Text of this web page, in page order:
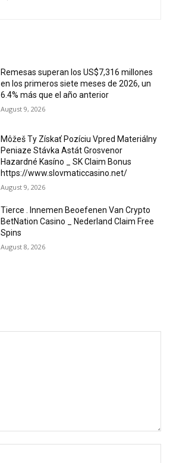
Remesas superan los US$7,316 millones
en los primeros siete meses de 2026, un
6.4% más que el año anterior
August 9, 2026
Môžeš Ty Získať Pozíciu Vpred Materiálny
Peniaze Stávka Astát Grosvenor
Hazardné Kasíno _ SK Claim Bonus
https://www.slovmaticcasino.net/
August 9, 2026
Tierce . Innemen Beoefenen Van Crypto
BetNation Casino _ Nederland Claim Free
Spins
August 8, 2026